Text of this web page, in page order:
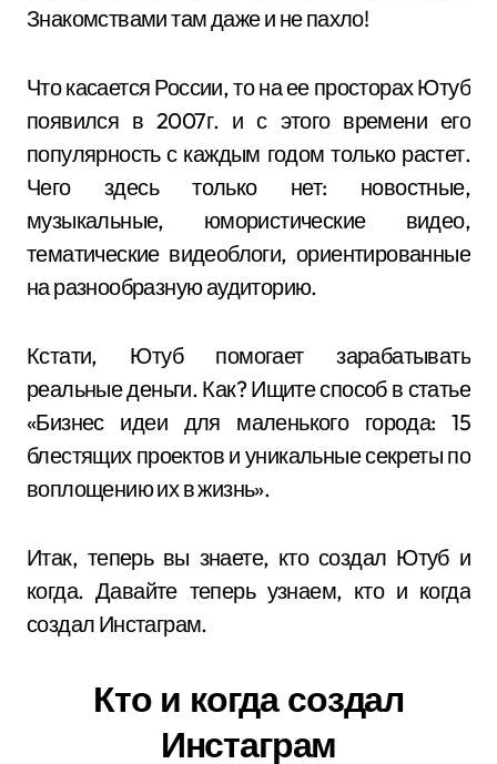
Знакомствами там даже и не пахло!
Что касается России, то на ее просторах Ютуб
появился в 2007г. и с этого времени его
популярность с каждым годом только растет.
Чего здесь только нет: новостные,
музыкальные, юмористические видео,
тематические видеоблоги, ориентированные
на разнообразную аудиторию.
Кстати, Ютуб помогает зарабатывать
реальные деньги. Как? Ищите способ в статье
«Бизнес идеи для маленького города: 15
блестящих проектов и уникальные секреты по
воплощению их в жизнь».
Итак, теперь вы знаете, кто создал Ютуб и
когда. Давайте теперь узнаем, кто и когда
создал Инстаграм.
Кто и когда создал
Инстаграм